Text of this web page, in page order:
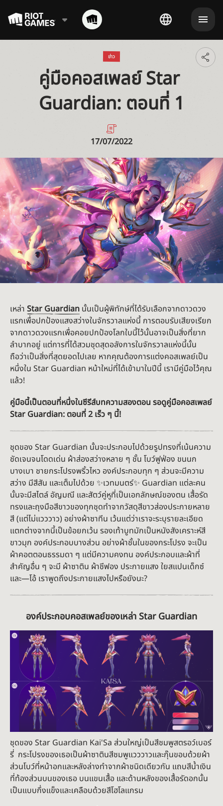
ข่าว
คู่มือคอสเพลย์ Star
Guardian: ตอนที่ 1
17/07/2022
เหล่า Star Guardian นั้นเป็นผู้พิทักษ์ที่ได้รับเลือกจากดาวดวง
แรกเพื่อปกป้องแสงสว่างในจักรวาลแห่งนี้ การตอบรับเสียงเรียก
จากดาวดวงแรกเพื่อคอยปกป้องโลกใบนี้ไว้นั้นอาจเป็นสิ่งที่ยาก
ลำบากอยู่ แต่การที่ได้สวมชุดสุดอลังการในจักรวาลแห่งนี้นั้น
ถือว่าเป็นสิ่งที่สุดยอดไปเลย หากคุณต้องการแต่งคอสเพลย์เป็น
หนึ่งใน Star Guardian หน้าใหม่ที่ได้เข้ามาในปีนี้ เรามีคู่มือไว้คุณ
แล้ว!
คู่มือนี้เป็นตอนที่หนึ่งในซีรีส์บทความสองตอน รอดูคู่มือคอสเพลย์
Star Guardian: ตอนที่ 2 เร็ว ๆ นี้!
ชุดของ Star Guardian นั้นจะประกอบไปด้วยรูปทรงที่เน้นความ
ชัดเจนจนโดดเด่น ผ้าส่องสว่างหลาย ๆ ชั้น โบว์ฟูฟ่อง ขนนก
บางเบา ชายกระโปรงพริ้วไหว องค์ประกอบทุก ๆ ส่วนจะมีความ
สว่าง มีสีสัน และเต็มไปด้วย ✨เวทมนตร์✨ Guardian แต่ละคน
นั้นจะมีสไตล์ อัญมณี และสัตว์คู่หูที่เป็นเอกลักษณ์ของตน เสื้อรัด
ทรงและถุงมือสีขาวของทุกชุดทำจากวัสดุสีขาวส่องประกายหลาย
สี (แต่ไม่แวววาว) อย่างผ้าซาทีน เว้นแต่ว่าเราจะระบุรายละเอียด
แตกต่างจากนี้เป็นข้อยกเว้น รองเท้าบูทมักเป็นหนังสังเคราะห์สี
ขาวมุก องค์ประกอบบางส่วน อย่างผ้าชั้นในของกระโปรง จะเป็น
ผ้าคอตตอนธรรมดา ๆ แต่มีความคงทน องค์ประกอบและผ้าที่
สำคัญอื่น ๆ จะมี ผ้าซาติน ผ้าชีฟอง ประกายแสง ใยสแปนเด็กซ์
และ—โอ้ เราพูดถึงประกายแสงไปหรือยังนะ?
องค์ประกอบคอสเพลย์ของเหล่า Star Guardian
ชุดของ Star Guardian Kai'Sa ส่วนใหญ่เป็นสีชมพูสตรอว์เบอร์
รี่ กระโปรงของเธอเป็นผ้าซาตินสีชมพูแวววาวและกุ๊นขอบด้วยผ้า
ส่วนโบว์ที่หน้าอกและหลังล่างทำจากผ้าชนิดเดียวกัน แถบสีน้ำเงิน
ที่ท้องส่วนบนของเธอ บนแขนเสื้อ และด้านหลังของเสื้อรัดอกนั้น
เป็นแบบกึ่งแข็งและเคลือบด้วยสีโฮโลแกรม